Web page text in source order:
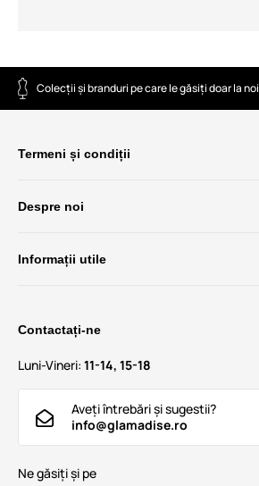
Colecții și branduri pe care le găsiți doar la noi
Termeni și condiții
Despre noi
Informații utile
Contactați-ne
Luni-Vineri: 11-14, 15-18
Aveți întrebări și sugestii?
info@glamadise.ro
Ne găsiți și pe